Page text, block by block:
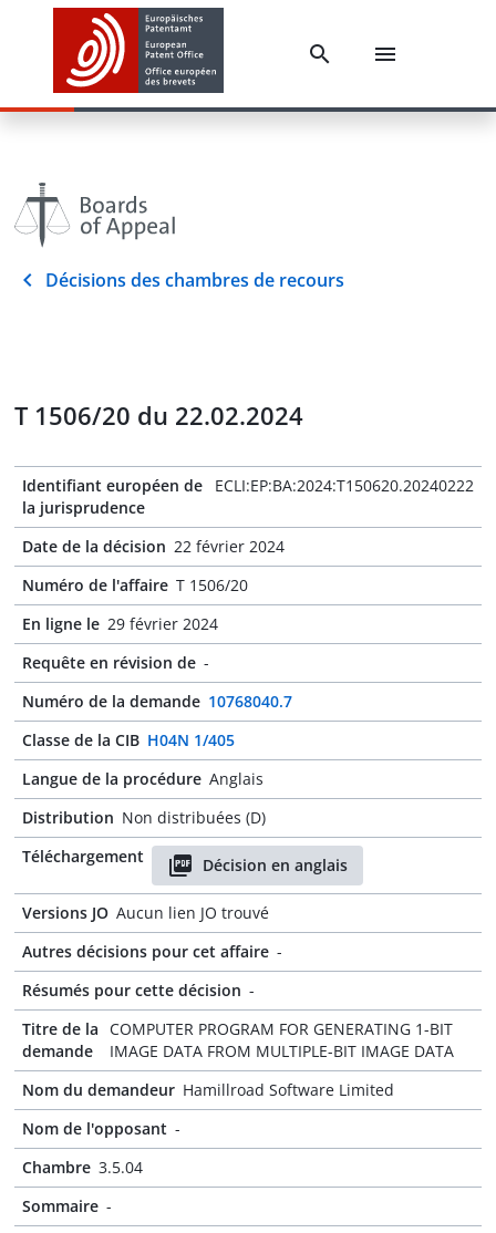
Décisions des chambres de recours
T 1506/20 du 22.02.2024
Identifiant européen de
la jurisprudence
ECLI:EP:BA:2024:T150620.20240222
Date de la décision 22 février 2024
Numéro de l'affaire T 1506/20
En ligne le 29 février 2024
Requête en révision de -
Numéro de la demande 10768040.7
Classe de la CIB H04N 1/405
Langue de la procédure Anglais
Distribution Non distribuées (D)
Téléchargement
Décision en anglais
Versions JO Aucun lien JO trouvé
Autres décisions pour cet affaire -
Résumés pour cette décision -
Titre de la
demande
COMPUTER PROGRAM FOR GENERATING 1-BIT
IMAGE DATA FROM MULTIPLE-BIT IMAGE DATA
Nom du demandeur Hamillroad Software Limited
Nom de l'opposant -
Chambre 3.5.04
Sommaire -